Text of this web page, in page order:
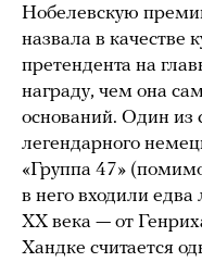
Нобелевскую
назвала в качестве
претендента на
награду, чем она
оснований. Один из
легендарного
«Группа 47»
в него входили
ХХ века — от
Хандке считается